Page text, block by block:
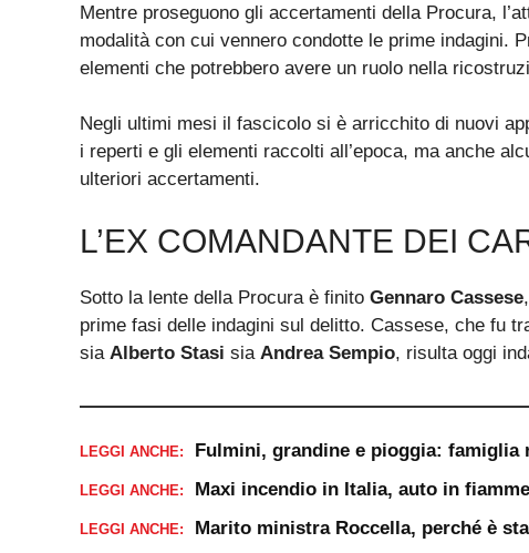
Mentre proseguono gli accertamenti della Procura,
modalità con cui vennero condotte le prime indagini.
elementi che potrebbero avere un ruolo nella
Negli ultimi mesi il fascicolo si è arricchito di nuovi
i reperti e gli elementi raccolti all’epoca, ma anche
ulteriori accertamenti.
L’EX COMANDANTE DEI
Sotto la lente della Procura è finito Gennaro Cassese
prime fasi delle indagini sul delitto. Cassese, che fu
sia Alberto Stasi sia Andrea Sempio, risulta oggi
LEGGI ANCHE: Fulmini, grandine e pioggia:
LEGGI ANCHE: Maxi incendio in Italia, auto in
LEGGI ANCHE: Marito ministra Roccella, perché è